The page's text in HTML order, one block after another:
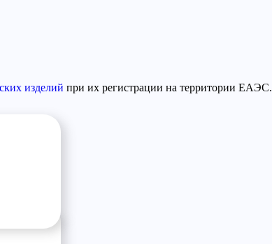
изделий при их регистрации на территории ЕАЭС.